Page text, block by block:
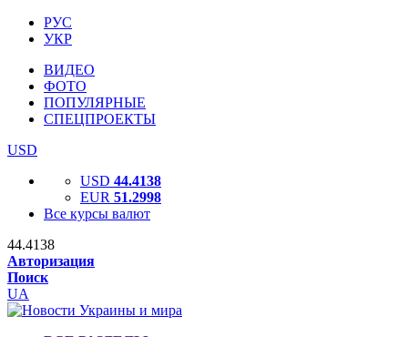
РУС
УКР
ВИДЕО
ФОТО
ПОПУЛЯРНЫЕ
СПЕЦПРОЕКТЫ
USD
USD 44.4138
EUR 51.2998
Все курсы валют
44.4138
Авторизация
Поиск
UA